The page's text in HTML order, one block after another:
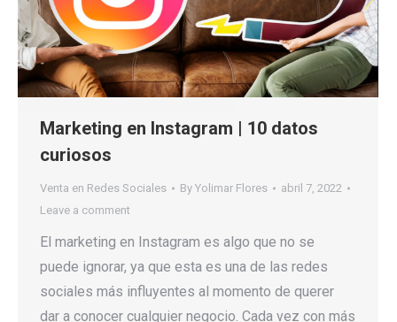
Marketing en Instagram | 10 datos
curiosos
Venta en Redes Sociales By Yolimar Flores
abril 7, 2022
Leave a comment
El marketing en Instagram es algo que no se
puede ignorar, ya que esta es una de las redes
sociales más influyentes al momento de querer
dar a conocer cualquier negocio. Cada vez con más